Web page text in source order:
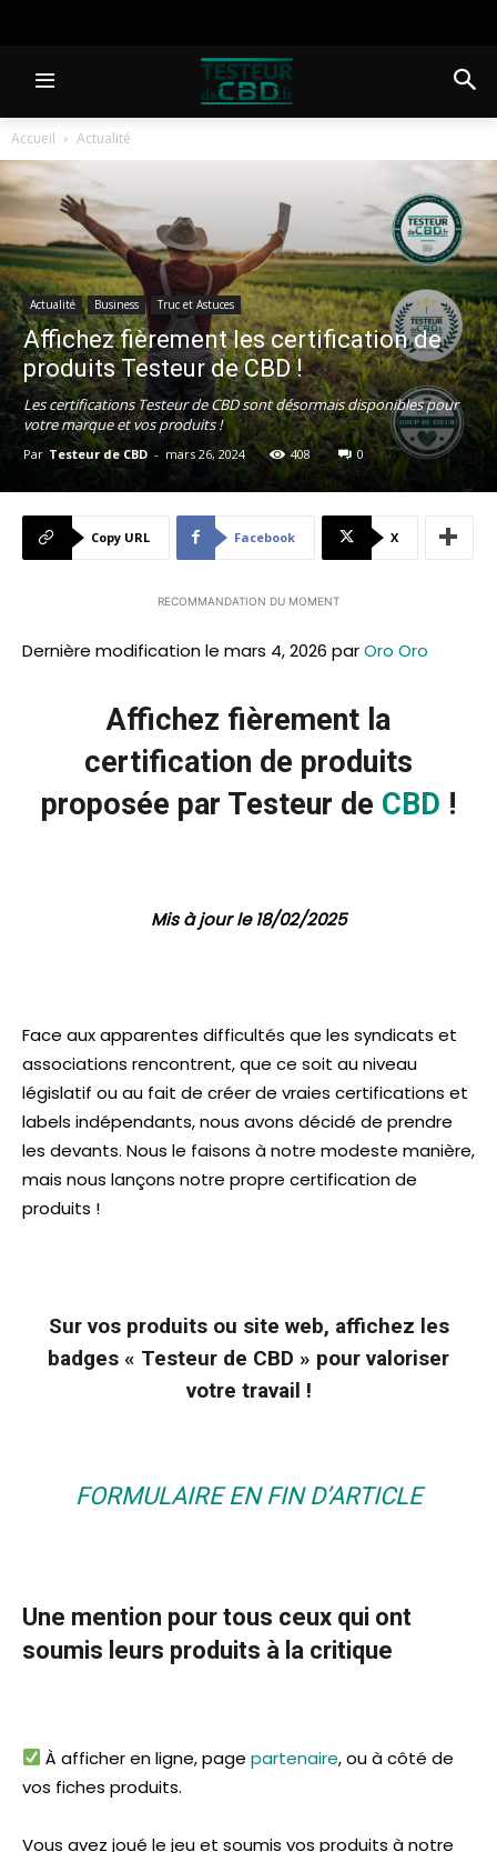
Accueil Actualité
Actualité Business Truc et Astuces
Affichez fièrement les certification de
produits Testeur de CBD !
Les certifications Testeur de CBD sont désormais disponibles pour
votre marque et vos produits !
Par Testeur de CBD - mars 26, 2024 408 0
Copy URL Facebook X
RECOMMANDATION DU MOMENT
Dernière modification le mars 4, 2026 parOro Oro
Affichez fièrement la
certification de produits
proposée par Testeur de CBD !
Mis à jour le 18/02/2025
Face aux apparentes difficultés que les syndicats et
associations rencontrent, que ce soit au niveau
législatif ou au fait de créer de vraies certifications et
labels indépendants, nous avons décidé de prendre
les devants. Nous le faisons à notre modeste manière,
mais nous lançons notre propre certification de
produits !
Sur vos produits ou site web, affichez les
badges « Testeur de CBD » pour valoriser
votre travail !
FORMULAIRE EN FIN D’ARTICLE
Une mention pour tous ceux qui ont
soumis leurs produits à la critique
À afficher en ligne, pagepartenaire, ou à côté de
vos fiches produits.
Vous avez joué le jeu et soumis vos produits à notre